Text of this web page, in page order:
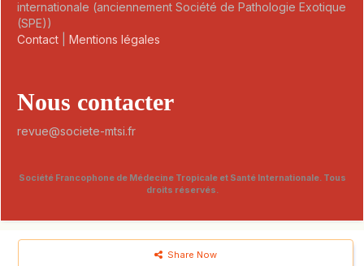
Share Now
internationale (anciennement Société de Pathologie Exotique
(SPE))
Contact
Mentions légales
Nous contacter
revue@societe-mtsi.fr
Société Francophone de Médecine Tropicale et Santé Internationale. Tous
droits réservés.